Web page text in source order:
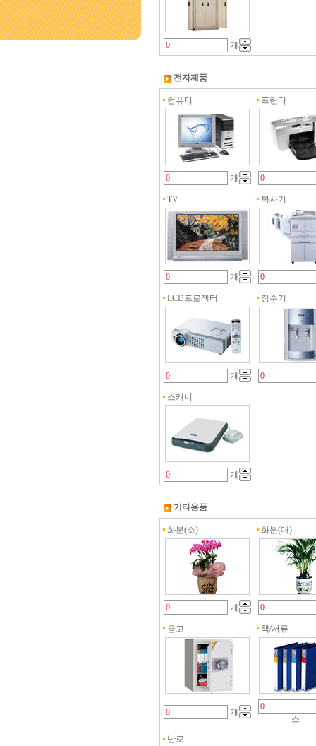
개
전자제품
컴퓨터 프린터
개
TV 복사기
개
LCD프로젝터 정수기
개
스캐너
개
기타용품
화분(소) 화분(대)
개
금고 책/서류
개
스
난로